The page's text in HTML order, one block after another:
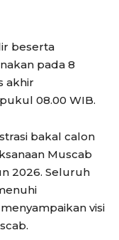
beserta
pada 8
akhir
08.00 WIB.
bakal calon
Muscab
2026. Seluruh
visi